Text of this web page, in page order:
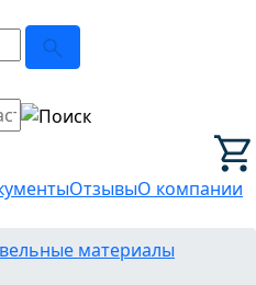
ОтзывыО компании
материалы